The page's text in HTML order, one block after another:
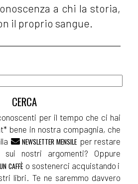
a chi la storia,
il proprio sangue.
per il tempo che ci hai
bene in nostra compagnia, che
NEWSLETTER MENSILE per restare
sui nostri argomenti? Oppure
UN CAFFÈ o sostenerci acquistando i
libri. Te ne saremmo davvero